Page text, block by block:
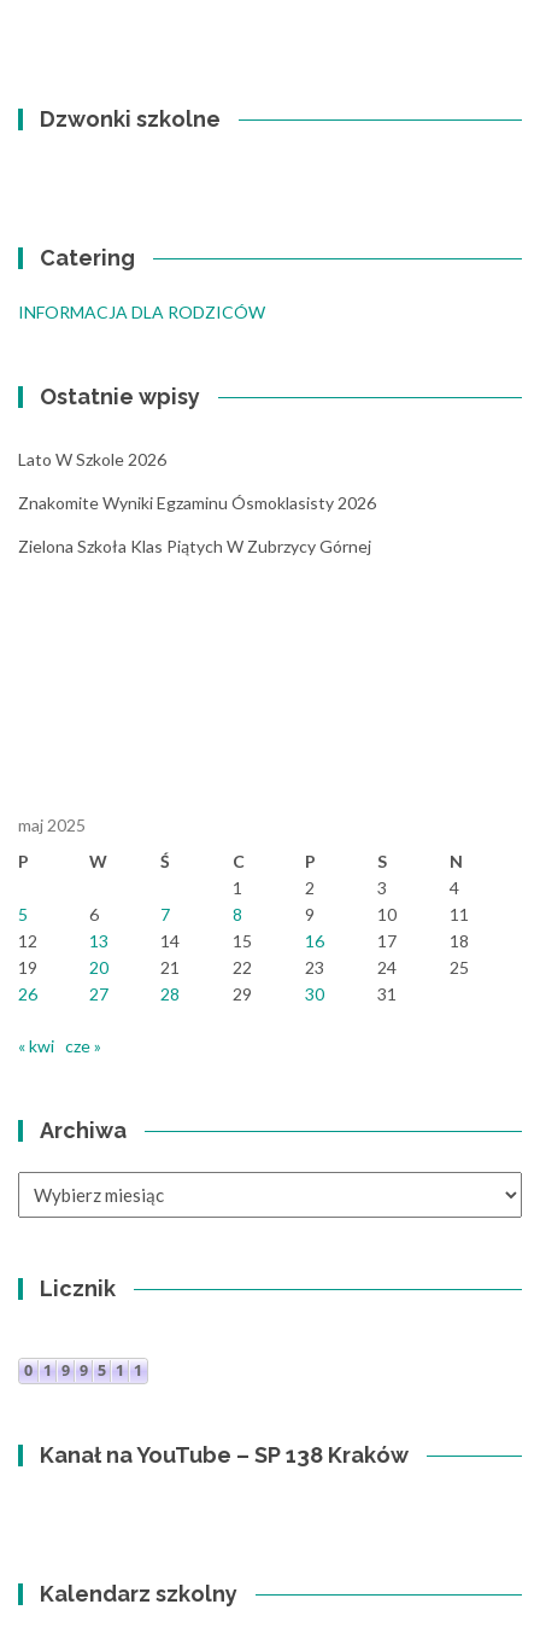
Dzwonki szkolne
Catering
INFORMACJA DLA RODZICÓW
Ostatnie wpisy
Lato W Szkole 2026
Znakomite Wyniki Egzaminu Ósmoklasisty 2026
Zielona Szkoła Klas Piątych W Zubrzycy Górnej
maj 2025
P
W Ś C P S
N
1
2 3
4
5
6 7 8 9 10
11
12
13 14 15 16 17
18
19
20 21 22 23 24
25
26
27 28 29 30 31
« kwi cze »
Archiwa
Licznik
Kanał na YouTube – SP 138 Kraków
Kalendarz szkolny